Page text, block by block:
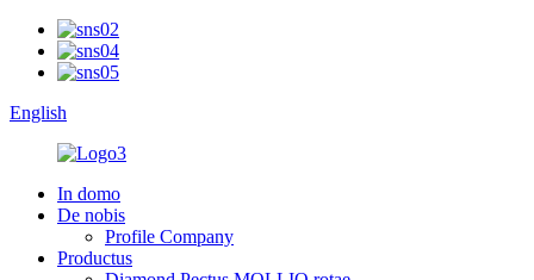
English
In domo
De nobis
Profile Company
Productus